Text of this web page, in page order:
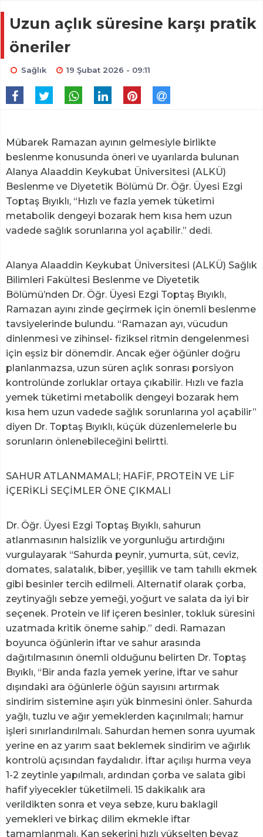
Uzun açlık süresine karşı pratik
öneriler
Sağlık 19 Şubat 2026 - 09:11
Mübarek Ramazan ayının gelmesiyle birlikte
beslenme konusunda öneri ve uyarılarda bulunan
Alanya Alaaddin Keykubat Üniversitesi (ALKÜ)
Beslenme ve Diyetetik Bölümü Dr. Öğr. Üyesi Ezgi
Toptaş Bıyıklı, “Hızlı ve fazla yemek tüketimi
metabolik dengeyi bozarak hem kısa hem uzun
vadede sağlık sorunlarına yol açabilir.” dedi.
Alanya Alaaddin Keykubat Üniversitesi (ALKÜ) Sağlık
Bilimleri Fakültesi Beslenme ve Diyetetik
Bölümü’nden Dr. Öğr. Üyesi Ezgi Toptaş Bıyıklı,
Ramazan ayını zinde geçirmek için önemli beslenme
tavsiyelerinde bulundu. “Ramazan ayı, vücudun
dinlenmesi ve zihinsel- fiziksel ritmin dengelenmesi
için eşsiz bir dönemdir. Ancak eğer öğünler doğru
planlanmazsa, uzun süren açlık sonrası porsiyon
kontrolünde zorluklar ortaya çıkabilir. Hızlı ve fazla
yemek tüketimi metabolik dengeyi bozarak hem
kısa hem uzun vadede sağlık sorunlarına yol açabilir”
diyen Dr. Toptaş Bıyıklı, küçük düzenlemelerle bu
sorunların önlenebileceğini belirtti.
SAHUR ATLANMAMALI; HAFİF, PROTEİN VE LİF
İÇERİKLİ SEÇİMLER ÖNE ÇIKMALI
Dr. Öğr. Üyesi Ezgi Toptaş Bıyıklı, sahurun
atlanmasının halsizlik ve yorgunluğu artırdığını
vurgulayarak “Sahurda peynir, yumurta, süt, ceviz,
domates, salatalık, biber, yeşillik ve tam tahıllı ekmek
gibi besinler tercih edilmeli. Alternatif olarak çorba,
zeytinyağlı sebze yemeği, yoğurt ve salata da iyi bir
seçenek. Protein ve lif içeren besinler, tokluk süresini
uzatmada kritik öneme sahip.” dedi. Ramazan
boyunca öğünlerin iftar ve sahur arasında
dağıtılmasının önemli olduğunu belirten Dr. Toptaş
Bıyıklı, “Bir anda fazla yemek yerine, iftar ve sahur
dışındaki ara öğünlerle öğün sayısını artırmak
sindirim sistemine aşırı yük binmesini önler. Sahurda
yağlı, tuzlu ve ağır yemeklerden kaçınılmalı; hamur
işleri sınırlandırılmalı. Sahurdan hemen sonra uyumak
yerine en az yarım saat beklemek sindirim ve ağırlık
kontrolü açısından faydalıdır. İftar açılışı hurma veya
1-2 zeytinle yapılmalı, ardından çorba ve salata gibi
hafif yiyecekler tüketilmeli. 15 dakikalık ara
verildikten sonra et veya sebze, kuru baklagil
yemekleri ve birkaç dilim ekmekle iftar
tamamlanmalı. Kan şekerini hızlı yükselten beyaz